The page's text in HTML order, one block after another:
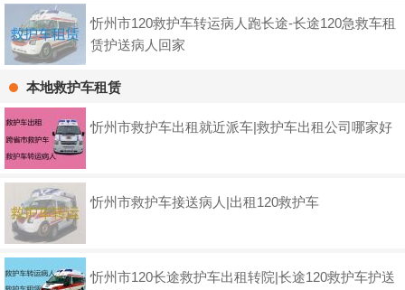
忻州市120救护车转运病人跑长途-长途120急救车租
赁护送病人回家
本地救护车租赁
忻州市救护车出租就近派车|救护车出租公司哪家好
忻州市救护车接送病人|出租120救护车
忻州市120长途救护车出租转院|长途120救护车护送